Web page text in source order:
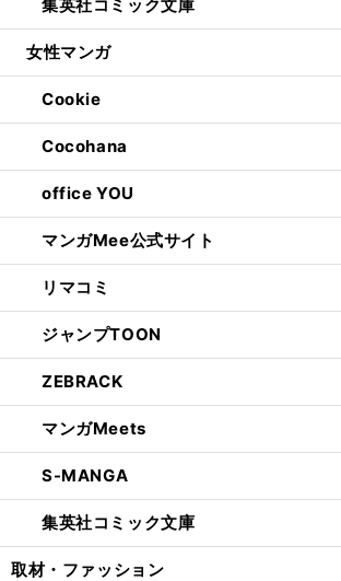
集英社コミック文庫
女性マンガ
Cookie
Cocohana
office YOU
マンガMee公式サイト
リマコミ
ジャンプTOON
ZEBRACK
マンガMeets
S-MANGA
集英社コミック文庫
取材・ファッション